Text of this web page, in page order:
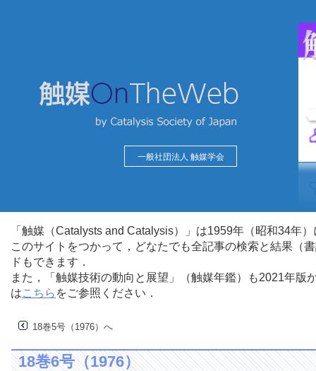
一般社団法人 触媒学会
「触媒（Catalysts and Catalysis）」は1959年（昭和34年
このサイトをつかって，どなたでも全記事の検索と結果（
ドもできます．
また，「触媒技術の動向と展望」（触媒年鑑）も2021年
はこちら をご参照ください．
18巻5号（1976）へ
18巻6号（1976）